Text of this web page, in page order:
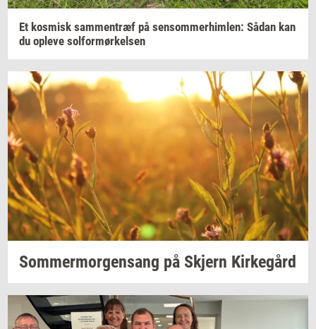
Et kos­misk sam­men­træf på sen­som­mer­him­len: Sådan kan
du op­le­ve sol­for­mør­kel­sen
Som­mer­mor­gensang på Skjern Kir­ke­gård